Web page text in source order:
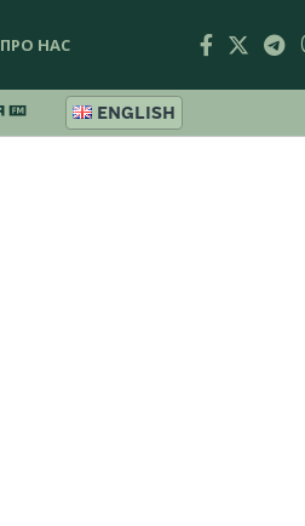
ПРО НАС
ENGLISH